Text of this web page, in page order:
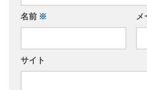
名前 ※ メ
サイト